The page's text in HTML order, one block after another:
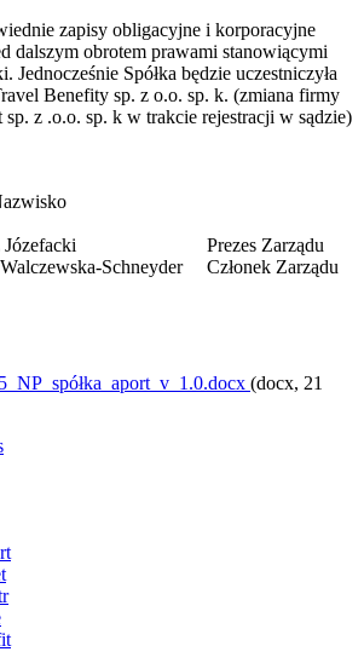
zapisy obligacyjne i korporacyjne
dalszym obrotem prawami stanowiącymi
Jednocześnie Spółka będzie uczestniczyła
Benefity sp. z o.o. sp. k. (zmiana firmy
z .o.o. sp. k w trakcie rejestracji w sądzie)
i Nazwisko
Józefacki Prezes Zarządu
Schneyder Członek Zarządu
(docx, 21